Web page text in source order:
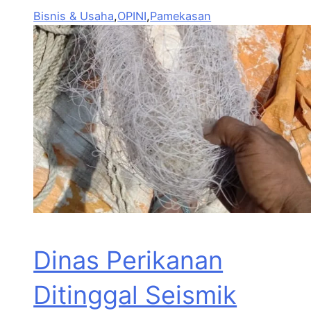
Bisnis & Usaha,OPINI,Pamekasan
Dinas Perikanan
Ditinggal Seismik